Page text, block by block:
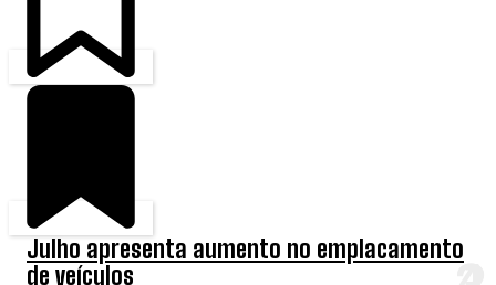
Julho apresenta aumento no emplacamento
de veículos